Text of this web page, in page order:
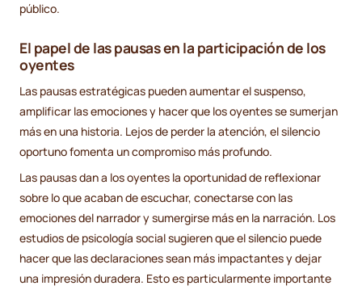
público.
El papel de las pausas en la participación de los
oyentes
Las pausas estratégicas pueden aumentar el suspenso,
amplificar las emociones y hacer que los oyentes se sumerjan
más en una historia. Lejos de perder la atención, el silencio
oportuno fomenta un compromiso más profundo.
Las pausas dan a los oyentes la oportunidad de reflexionar
sobre lo que acaban de escuchar, conectarse con las
emociones del narrador y sumergirse más en la narración. Los
estudios de psicología social sugieren que el silencio puede
hacer que las declaraciones sean más impactantes y dejar
una impresión duradera. Esto es particularmente importante